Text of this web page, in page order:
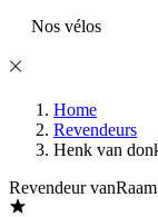
Nos vélos
Home
Revendeurs
Henk van
Revendeur vanRaam